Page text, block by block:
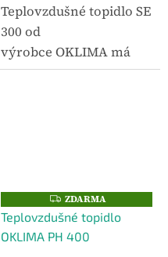
Teplovzdušné topidlo SE
300 od
výrobce OKLIMA má
dvojitý výměník a
Z
D
A
R
M
ZDARMA
Teplovzdušné topidlo
OKLIMA PH 400